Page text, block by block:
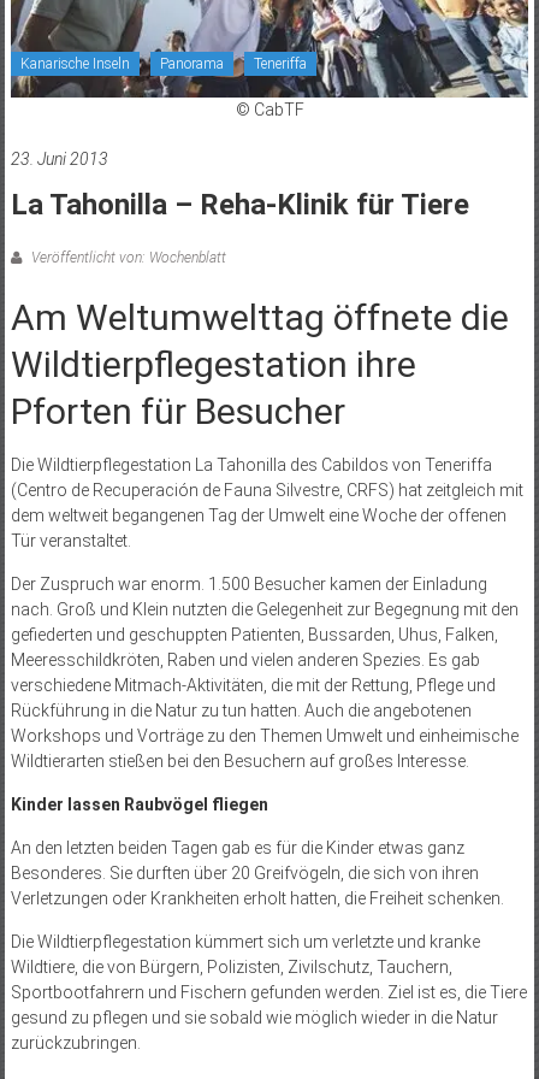
Kanarische Inseln Panorama Teneriffa
© CabTF
23. Juni 2013
La Tahonilla – Reha-Klinik für Tiere
Veröffentlicht von: Wochenblatt
Am Weltumwelttag öffnete die
Wildtierpflegestation ihre
Pforten für Besucher
Die Wildtierpflegestation La Tahonilla des Cabildos von Teneriffa
(Centro de Recuperación de Fauna Silvestre, CRFS) hat zeitgleich mit
dem weltweit begangenen Tag der Umwelt eine Woche der offenen
Tür veranstaltet.
Der Zuspruch war enorm. 1.500 Besucher kamen der Einladung
nach. Groß und Klein nutzten die Gelegenheit zur Begegnung mit den
gefiederten und geschuppten Patienten, Bussarden, Uhus, Falken,
Meeresschildkröten, Raben und vielen anderen Spezies. Es gab
verschiedene Mitmach-Aktivitäten, die mit der Rettung, Pflege und
Rückführung in die Natur zu tun hatten. Auch die angebotenen
Workshops und Vorträge zu den Themen Umwelt und einheimische
Wildtierarten stießen bei den Besuchern auf großes Interesse.
Kinder lassen Raubvögel fliegen
An den letzten beiden Tagen gab es für die Kinder etwas ganz
Besonderes. Sie durften über 20 Greifvögeln, die sich von ihren
Verletzungen oder Krankheiten erholt hatten, die Freiheit schenken.
Die Wildtierpflegestation kümmert sich um verletzte und kranke
Wildtiere, die von Bürgern, Polizisten, Zivilschutz, Tauchern,
Sportbootfahrern und Fischern gefunden werden. Ziel ist es, die Tiere
gesund zu pflegen und sie sobald wie möglich wieder in die Natur
zurückzubringen.